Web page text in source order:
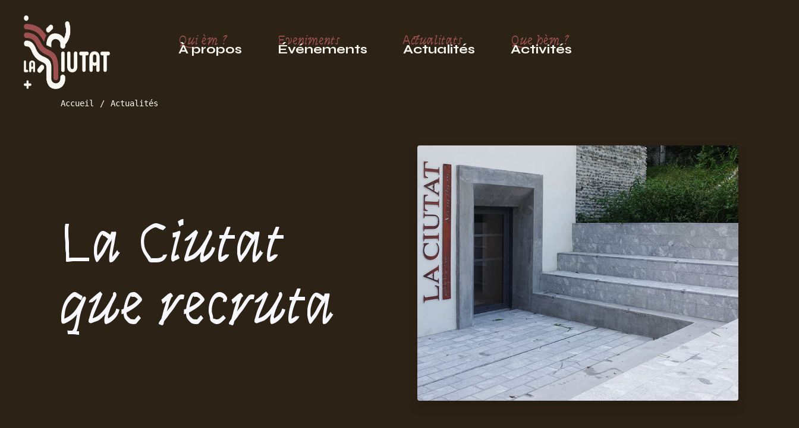
Qui èm ?
À propos
Eveniments
Événements
Actualitats
Actualités
Que hèm ?
Activités
Accueil Actualités
La Ciutat
que recruta